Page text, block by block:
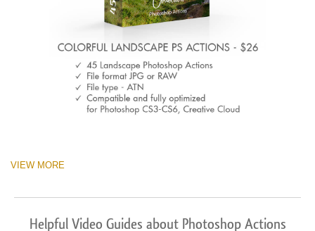
VIEW MORE
Helpful Video Guides about Photoshop Actions